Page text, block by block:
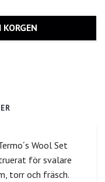
Wool Set
för svalare
torr och fräsch.